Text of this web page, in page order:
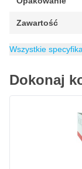
Zawartość
Kategoria
Wszystkie
Dokonaj